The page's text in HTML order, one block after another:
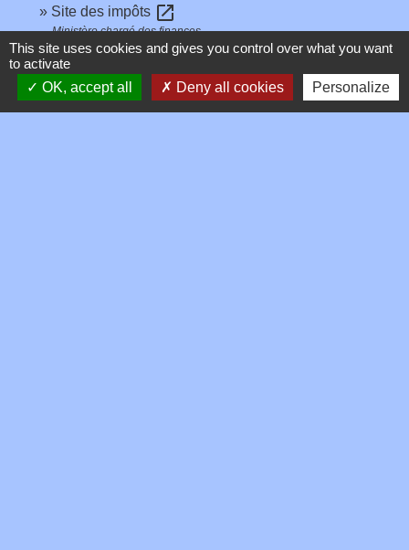
Site des impôts open_in_new
Ministère chargé des finances
Brochure pratique 2023 - Déclaration des revenus
de 2022 open_in_new
Ministère chargé des finances
This site uses cookies and gives you control over what you want
to activate
OK, accept all
Deny all cookies Personalize